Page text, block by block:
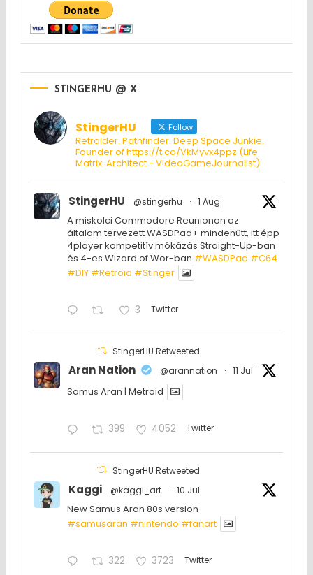
STINGERHU @ X
StingerHU Follow
Retroider. Pathfinder. Deep Space Junkie.
Founder of https://t.co/VkMyvx4ppz (Life
Matrix: Architect - VideoGameJournalist)
StingerHU @stingerhu · 1 Aug
A miskolci Commodore Reunionon az
általam tervezett WASDPad+ mindenütt, itt épp
4player kompetitív mókázás Straight-Up-ban
és 4-es Wizard of Wor-ban #WASDPad #C64
#DIY #Retroid #Stinger
3 Twitter
StingerHU Retweeted
Aran Nation @arannation · 11 Jul
Samus Aran | Metroid
399 4052 Twitter
StingerHU Retweeted
Kaggi @kaggi_art · 10 Jul
New Samus Aran 80s version
#samusaran #nintendo #fanartㅤㅤㅤㅤ
322 3723 Twitter